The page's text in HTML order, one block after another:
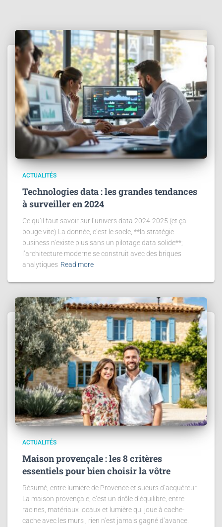
ACTUALITÉS
Technologies data : les grandes tendances
à surveiller en 2024
Ce qu’il faut savoir sur l’univers data 2024-2025 (et ça
bouge vite) La donnée, c’est le socle, **la stratégie
business n’existe plus sans un pilotage data solide**;
l’architecture moderne se construit avec des briques
analytiques Read more
ACTUALITÉS
Maison provençale : les 8 critères
essentiels pour bien choisir la vôtre
Résumé, entre lumière de Provence et sueurs d’acquéreur
La maison provençale, c’est un drôle d’équilibre, entre
racines, matériaux locaux et lumière qui joue à cache-
cache avec les murs , rien n’est jamais gagné d’avance.